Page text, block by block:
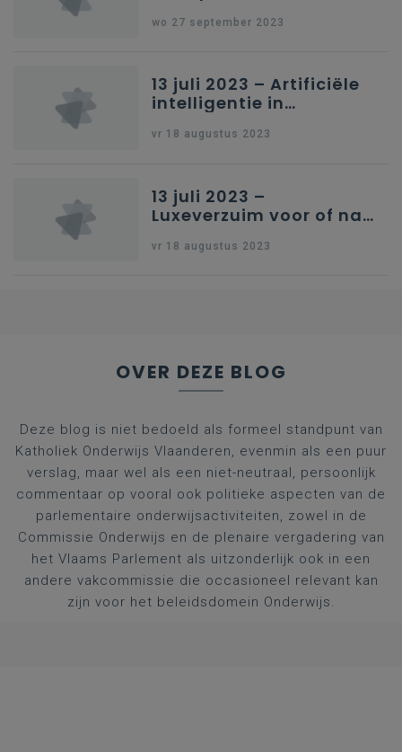
wo 27 september 2023
13 juli 2023 – Artificiële
intelligentie in
vr 18 augustus 2023
13 juli 2023 –
Luxeverzuim voor of na
vr 18 augustus 2023
OVER DEZE BLOG
Deze blog is niet bedoeld als formeel standpunt van
Katholiek Onderwijs Vlaanderen, evenmin als een puur
verslag, maar wel als een niet-neutraal, persoonlijk
commentaar op vooral ook politieke aspecten van de
parlementaire onderwijsactiviteiten, zowel in de
Commissie Onderwijs en de plenaire vergadering van
het Vlaams Parlement als uitzonderlijk ook in een
andere vakcommissie die occasioneel relevant kan
zijn voor het beleidsdomein Onderwijs.